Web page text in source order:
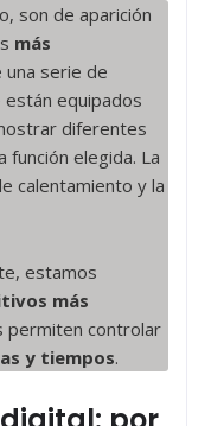
son de aparición
más
una serie de
equipados
diferentes
función elegida. La
calentamiento y la
estamos
más
permiten controlar
y tiempos.